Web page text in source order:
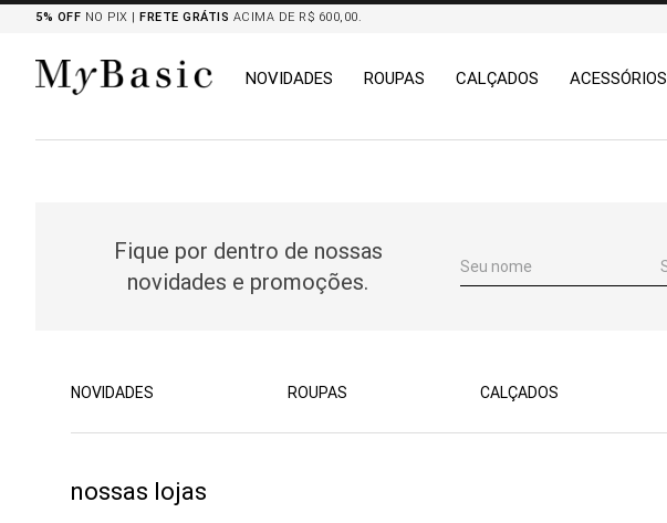
5% OFF NO PIX | FRETE GRÁTIS ACIMA DE R$ 600,00.
NOVIDADES ROUPAS CALÇADOS ACESSÓRIOS
camisa
Fique por dentro de nossas
novidades e promoções.
NOVIDADES ROUPAS CALÇADOS
nossas lojas